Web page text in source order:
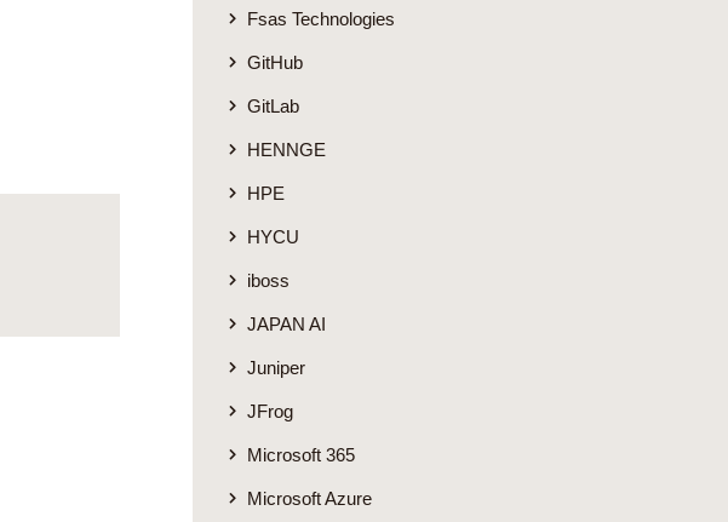
Fsas Technologies
GitHub
GitLab
HENNGE
HPE
HYCU
iboss
JAPAN AI
Juniper
JFrog
Microsoft 365
Microsoft Azure